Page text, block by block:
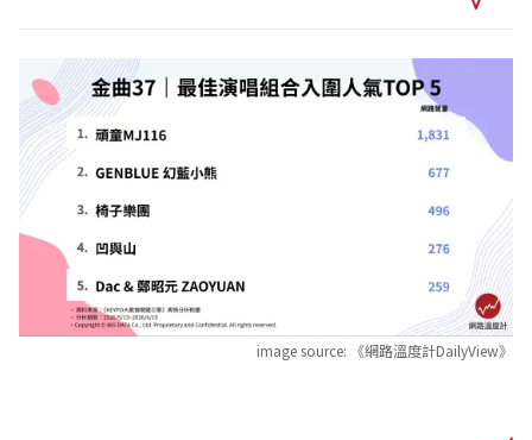
image source: 《網路溫度計DailyView》